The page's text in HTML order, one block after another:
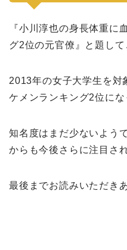
『小川淳也の身長体重に
グ2位の元官僚』と題して
2013年の女子大学生を対
ケメンランキング2位にな
知名度はまだ少ないよう
からも今後さらに注目さ
最後までお読みいただき